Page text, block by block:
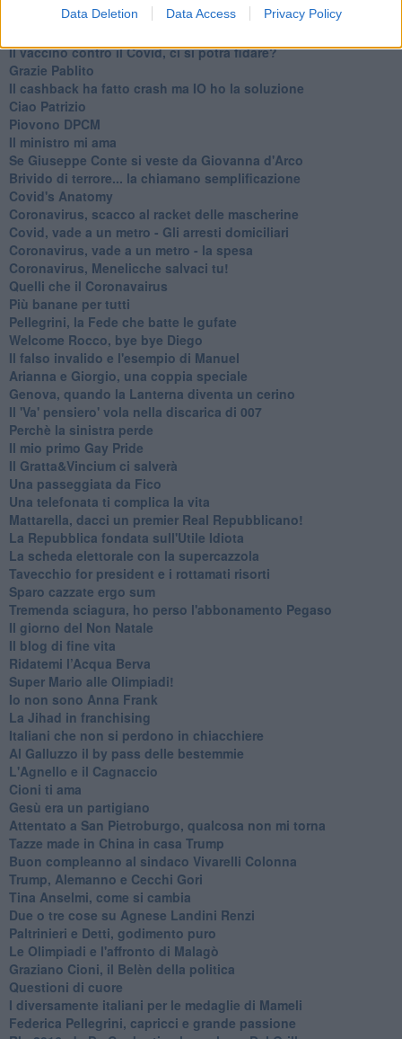
Data Deletion Data Access Privacy Policy
Piazze piene, piscine vuote ma che ne sanno Draghi e
​Il vaccino contro il Covid, ci si potrà fidare?
Grazie Pablito
Il cashback ha fatto crash ma IO ho la soluzione
Ciao Patrizio
Piovono DPCM
Il ministro mi ama
Se Giuseppe Conte si veste da Giovanna d'Arco
Brivido di terrore... la chiamano semplificazione
Covid's Anatomy
Coronavirus, scacco al racket delle mascherine
Covid, vade a un metro - Gli arresti domiciliari
Coronavirus, vade a un metro - la spesa
Coronavirus, Menelicche salvaci tu!
Quelli che il Coronavairus
Più banane per tutti
Pellegrini, la Fede che batte le gufate
Welcome Rocco, bye bye Diego
Il falso invalido e l'esempio di Manuel
Arianna e Giorgio, una coppia speciale
Genova, quando la Lanterna diventa un cerino
Il 'Va' pensiero' vola nella discarica di 007
Perchè la sinistra perde
Il mio primo Gay Pride
Il Gratta&Vincium ci salverà
Una passeggiata da Fico
Una telefonata ti complica la vita
Mattarella, dacci un premier Real Repubblicano!
La Repubblica fondata sull'Utile Idiota
La scheda elettorale con la supercazzola
Tavecchio for president e i rottamati risorti
Sparo cazzate ergo sum
Tremenda sciagura, ho perso l'abbonamento Pegaso
Il giorno del Non Natale
Il blog di fine vita
​Ridatemi l’Acqua Berva
Super Mario alle Olimpiadi!
Io non sono Anna Frank
​La Jihad in franchising
Italiani che non si perdono in chiacchiere
Al Galluzzo il by pass delle bestemmie
L'Agnello e il Cagnaccio
Cioni ti ama
​Gesù era un partigiano
Attentato a San Pietroburgo, qualcosa non mi torna
Tazze made in China in casa Trump
Buon compleanno al sindaco Vivarelli Colonna
Trump, Alemanno e Cecchi Gori
Tina Anselmi, come si cambia
Due o tre cose su Agnese Landini Renzi
Paltrinieri e Detti, godimento puro
Le Olimpiadi e l'affronto di Malagò
Graziano Cioni, il Belèn della politica
Questioni di cuore
I diversamente italiani per le medaglie di Mameli
Federica Pellegrini, capricci e grande passione